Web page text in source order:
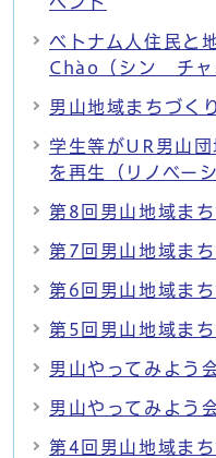
ベトナム人住民
Chào（シン チャ
男山地域まちづく
学生等がUR男山
を再生（リノベー
第8回男山地域ま
第7回男山地域ま
第6回男山地域ま
第5回男山地域ま
男山やってみよう
男山やってみよう
第4回男山地域ま